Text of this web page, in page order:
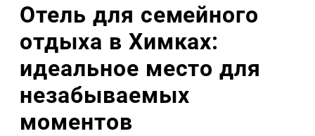
Отель для семейного
отдыха в Химках:
идеальное место для
незабываемых
моментов